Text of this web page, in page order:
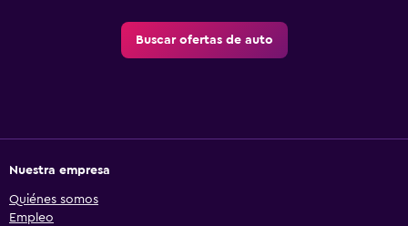
Buscar ofertas de auto
Nuestra empresa
Quiénes somos
Empleo